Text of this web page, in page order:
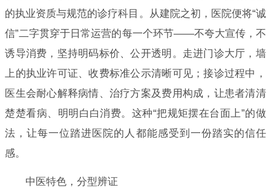
的执业资质与规范的诊疗科目。从建院之初，医院便将“诚
信”二字贯穿于日常运营的每一个环节——不夸大宣传，不
诱导消费，坚持明码标价、公开透明。走进门诊大厅，墙
上的执业许可证、收费标准公示清晰可见；接诊过程中，
医生会耐心解释病情、治疗方案及费用构成，让患者清清
楚楚看病、明明白白消费。这种“把规矩摆在台面上”的做
法，让每一位踏进医院的人都能感受到一份踏实的信任
感。
中医特色，分型辨证